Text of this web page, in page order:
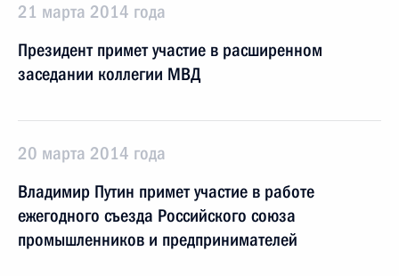
21 марта 2014 года
Президент примет участие в расширенном
заседании коллегии МВД
20 марта 2014 года
Владимир Путин примет участие в работе
ежегодного съезда Российского союза
промышленников и предпринимателей